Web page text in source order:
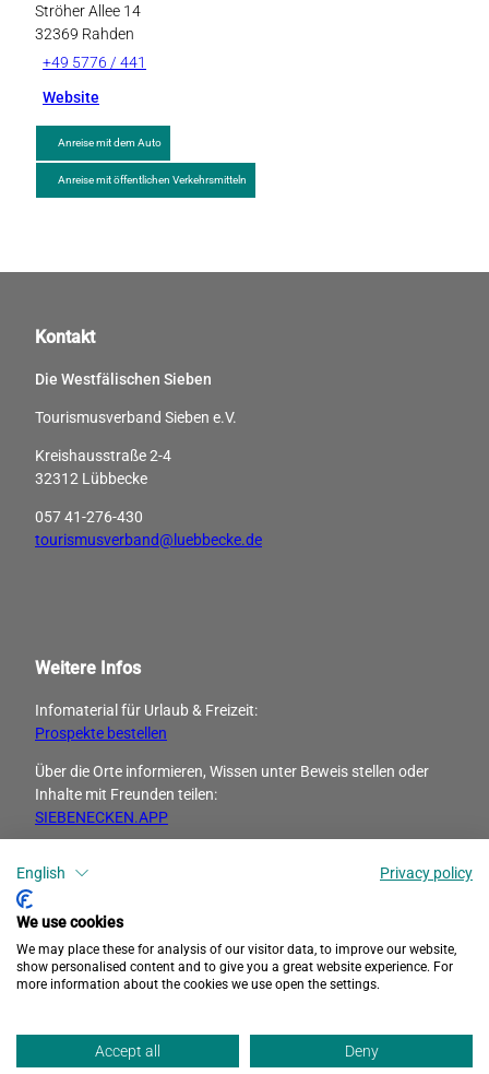
English Privacy policy
We use cookies
We may place these for analysis of our visitor data, to improve our website,
show personalised content and to give you a great website experience. For
more information about the cookies we use open the settings.
Accept all Deny
Ströher Allee 14
32369 Rahden
+49 5776 / 441
Website
Anreise mit dem Auto
Anreise mit öffentlichen Verkehrsmitteln
Kontakt
Die Westfälischen Sieben
Tourismusverband Sieben e.V.
Kreishausstraße 2-4
32312 Lübbecke
057 41-276-430
tourismusverband@luebbecke.de
Weitere Infos
Infomaterial für Urlaub & Freizeit:
Prospekte bestellen
Über die Orte informieren, Wissen unter Beweis stellen oder
Inhalte mit Freunden ­teilen:
SIEBENECKEN.APP
I
s
a
g
a
F
c
e
b
o
k